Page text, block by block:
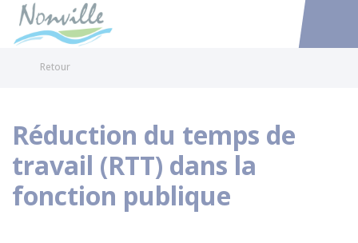
Accéder
Retour
Réduction du temps de
travail (RTT) dans la
fonction publique